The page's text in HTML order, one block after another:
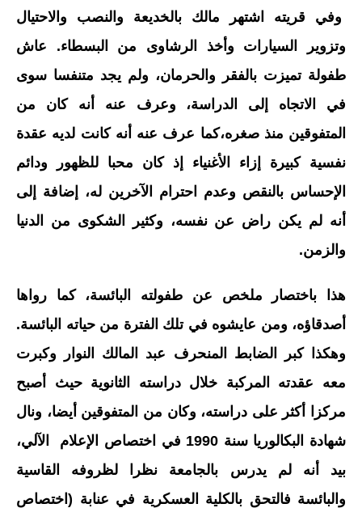
وفي قريته اشتهر مالك بالخديعة والنصب والاحتيال
وتزوير السيارات وأخذ الرشاوى من البسطاء. عاش
طفولة تميزت بالفقر والحرمان، ولم يجد متنفسا سوى
في الاتجاه إلى الدراسة، وعرف عنه أنه كان من
المتفوقين منذ صغره،كما عرف عنه أنه كانت لديه عقدة
نفسية كبيرة إزاء الأغنياء إذ كان محبا للظهور ودائم
الإحساس بالنقص وعدم احترام الآخرين له، إضافة إلى
أنه لم يكن راض عن نفسه، وكثير الشكوى من الدنيا
والزمن.
هذا باختصار ملخص عن طفولته البائسة، كما رواها
أصدقاؤه، ومن عايشوه في تلك الفترة من حياته البائسة.
وهكذا كبر الضابط المنحرف عبد المالك النوار وكبرت
معه عقدته المركبة خلال دراسته الثانوية حيث أصبح
مركزا أكثر على دراسته، وكان من المتفوقين أيضا، ونال
شهادة البكالوريا سنة 1990 في اختصاص الإعلام الآلي،
بيد أنه لم يدرس بالجامعة نظرا لظروفه القاسية
والبائسة فالتحق بالكلية العسكرية في عنابة (اختصاص